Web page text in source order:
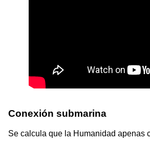
Conexión submarina
Se calcula que la Humanidad apenas